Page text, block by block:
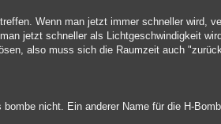
Wenn man jetzt immer schneller wird,
jetzt schneller als Lichtgeschwindigkeit
also muss sich die Raumzeit auch
nicht. Ein anderer Name für die H-